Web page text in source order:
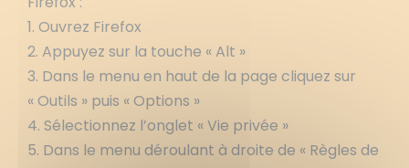
1. Ouvrez Firefox
2. Appuyez sur la touche « Alt »
3. Dans le menu en haut de la page cliquez sur
« Outils » puis « Options »
4. Sélectionnez l’onglet « Vie privée »
5. Dans le menu déroulant à droite de « Règles de